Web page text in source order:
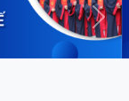
Next